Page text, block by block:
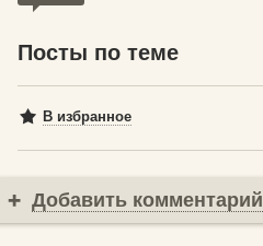
Посты по теме
В избранное
Добавить комментарий